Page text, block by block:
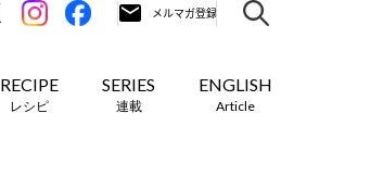
RECIPE
レシピ
SERIES
連載
ENGLISH
Article